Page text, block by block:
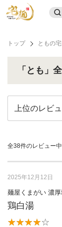
トップ ともの
「とも」
全38件のレビュー中
2025年12月12日
麺屋くまがい 濃厚
鶏白湯